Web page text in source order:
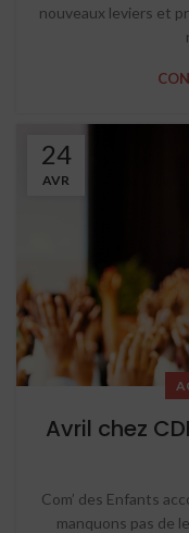
nouveaux leviers et
24
AVR
Avril chez
Com’ des Enfants
manquons pas de